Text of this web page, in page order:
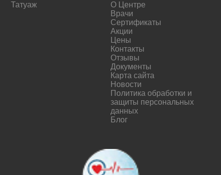
Татуаж
О Центре
Врачи
Сертификаты
Акции
Цены
Контакты
Отзывы
Документы
Карта сайта
Новости
Политика обработки и
защиты персональных
данных
Блог